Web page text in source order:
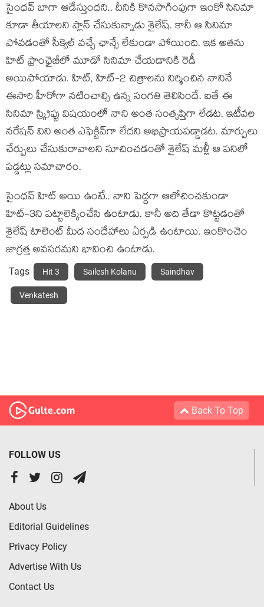
సైంధ‌వ్ బాగా ఆడేస్తుంద‌ని.. దీనికి కొన‌సాగింపుగా ఇంకో సినిమా
కూడా తీయాల‌ని ప్లాన్ చేసుకున్నాడు శైలేష్‌. కానీ ఆ సినిమా
పోవ‌డంతో సీక్వెల్ వ‌చ్చే ఛాన్సే లేకుండా పోయింది. ఇక అత‌ను
హిట్ ఫ్రాంఛైజీలో మూడో సినిమా చేయడానికి రెడీ
అయిపోయాడు. హిట్, హిట్-2 చిత్రాల‌ను నిర్మించిన నానినే
ఈసారి హీరోగా న‌టించాల్సి ఉన్న సంగతి తెలిసిందే. ఐతే ఈ
సినిమా స్క్రిప్టు విష‌యంలో నాని అంత సంతృప్తిగా లేడ‌ట‌. ఇటీవ‌ల
న‌రేష‌న్ విని అంత ఎఫెక్టివ్‌గా లేద‌ని అభిప్రాయ‌ప‌డ్డాడ‌ట‌. మార్పులు
చేర్పులు చేసుకురావాల‌ని సూచించ‌డంతో శైలేష్ మ‌ళ్లీ ఆ ప‌నిలో
ప‌డ్డ‌ట్లు స‌మాచారం.
సైంధ‌వ్ హిట్ అయి ఉంటే.. నాని పెద్ద‌గా ఆలోచించ‌కుండా
హిట్‌-3ని ప‌ట్టాలెక్కించేసి ఉంటాడు. కానీ అది తేడా కొట్ట‌డంతో
శైలేష్ టాలెంట్ మీద సందేహాలు ఏర్ప‌డి ఉంటాయి. ఇంకొంచెం
జాగ్ర‌త్త అవ‌స‌ర‌మ‌ని భావించి ఉంటాడు.
Tags Hit 3 Sailesh Kolanu Saindhav
Venkatesh
Back To Top
FOLLOW US
About Us
Editorial Guidelines
Privacy Policy
Advertise With Us
Contact Us